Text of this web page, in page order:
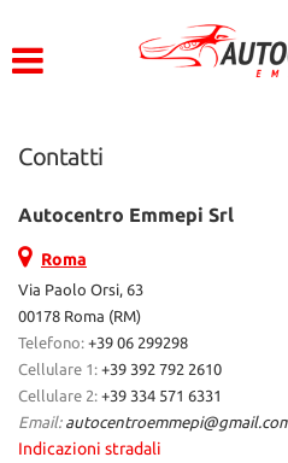
ASSISTENZA
CONTATTI
Contatti
Autocentro Emmepi Srl
Roma
Via Paolo Orsi, 63
00178 Roma (RM)
Telefono: +39 06 299298
Cellulare 1: +39 392 792 2610
Cellulare 2: +39 334 571 6331
Email:
Indicazioni stradali
tue
seguente
ti
consente
di
tue
preferenze
di
consenso